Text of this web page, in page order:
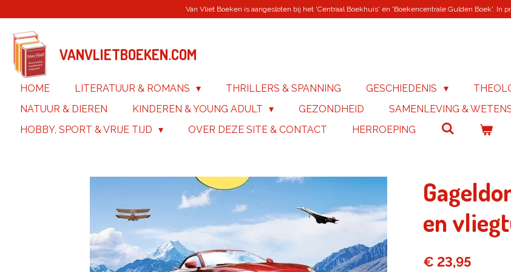
naar
hoofdinhoud
Van Vliet Boeken is aangesloten bij het 'Centraal Boekhuis' en 'Boekencentrale Gulden Boek'. In
VANVLIETBOEKEN.COM
HOME LITERATUUR & ROMANS THRILLERS & SPANNING GESCHIEDENIS
NATUUR & DIEREN
KINDEREN & YOUNG ADULT GEZONDHEID SAMENLEVING &
HOBBY, SPORT & VRIJE TIJD
OVER DEZE SITE & CONTACT HERROEPING
en
€ 23,95